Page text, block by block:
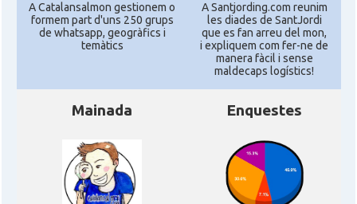
A Catalansalmon gestionem o
formem part d'uns 250 grups
de whatsapp, geogràfics i
temàtics
A Santjording.com reunim
les diades de SantJordi
que es fan arreu del mon,
i expliquem com fer-ne de
manera fàcil i sense
maldecaps logí­stics!
Mainada Enquestes